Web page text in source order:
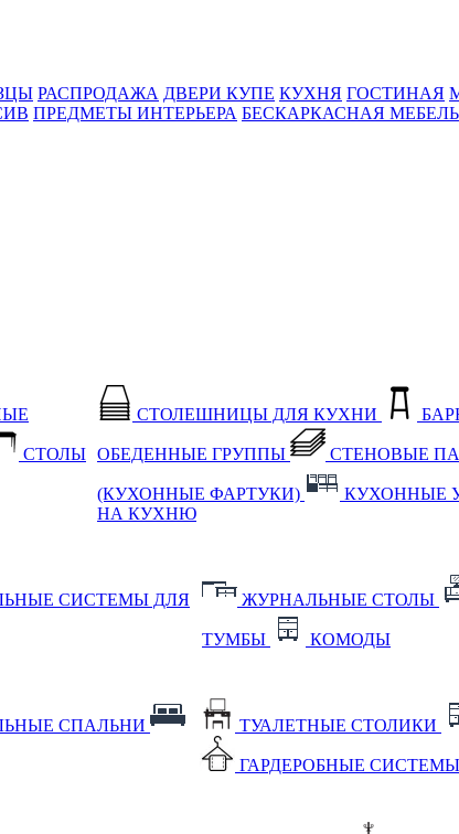
РАСПРОДАЖА ДВЕРИ КУПЕ КУХНЯ ГОСТИНАЯ
ПРЕДМЕТЫ ИНТЕРЬЕРА БЕСКАРКАСНАЯ МЕБЕЛЬ
СТОЛЫ
СТОЛЕШНИЦЫ ДЛЯ КУХНИ
ОБЕДЕННЫЕ ГРУППЫ СТЕНОВЫЕ
(КУХОННЫЕ ФАРТУКИ) КУХОННЫЕ
НА КУХНЮ
СИСТЕМЫ ДЛЯ ЖУРНАЛЬНЫЕ СТОЛЫ
ТУМБЫ КОМОДЫ
СПАЛЬНИ ТУАЛЕТНЫЕ СТОЛИКИ
ГАРДЕРОБНЫЕ СИСТЕМЫ